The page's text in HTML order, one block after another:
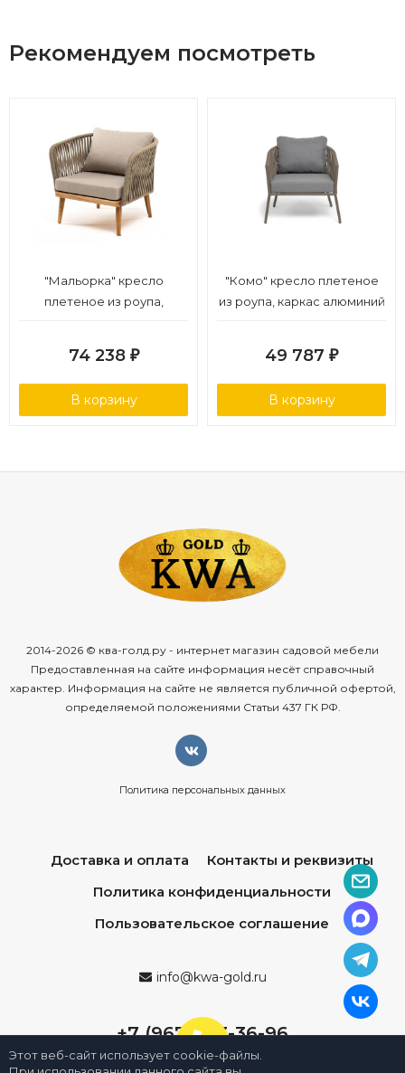
Рекомендуем посмотреть
"Мальорка" кресло
плетеное из роупа,
бежевая 15052
74 238 ₽
В корзину
"Комо" кресло плетеное
из роупа, каркас алюминий
коричневый 23мм, ткань
темно-серая 027
49 787 ₽
В корзину
2014-2026 © ква-голд.ру - интернет магазин садовой мебели
Предоставленная на сайте информация несёт справочный
характер. Информация на сайте не является публичной офертой,
определяемой положениями Статьи 437 ГК РФ.
Политика персональных данных
Доставка и оплата
Контакты и реквизиты
Политика конфиденциальности
Пользовательское соглашение
info@kwa-gold.ru
+7 (967) 013-36-96
Этот веб-сайт использует cookie-файлы.